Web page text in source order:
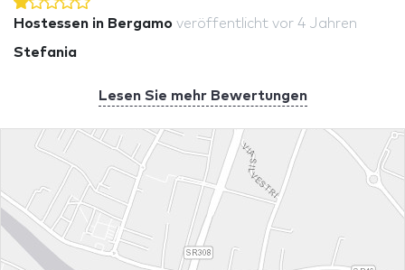
Hostessen in Bergamo veröffentlicht vor 4 Jahren
Stefania
Lesen Sie mehr Bewertungen